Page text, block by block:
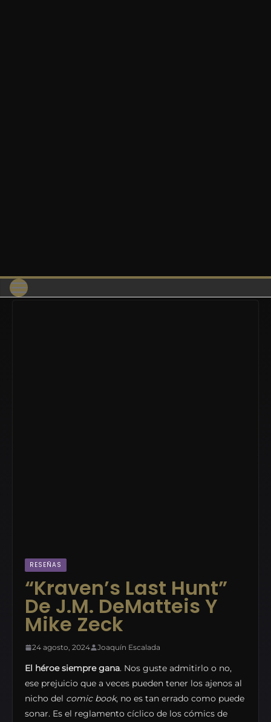
RESEÑAS
“Kraven’s Last Hunt”
De J.M. DeMatteis Y
Mike Zeck
24 agosto, 2024 Joaquín Escalada
El héroe siempre gana. Nos guste admitirlo o no,
ese prejuicio que a veces pueden tener los ajenos al
nicho del comic book, no es tan errado como puede
sonar. Es el reglamento cíclico de los cómics de